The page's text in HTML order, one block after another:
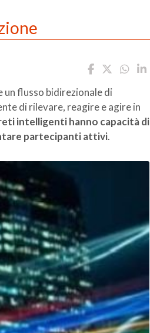
flusso bidirezionale di
di rilevare, reagire e agire in
intelligenti hanno capacità di
partecipanti attivi.